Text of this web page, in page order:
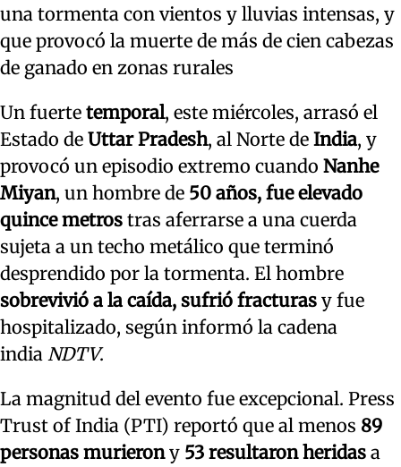
una tormenta con vientos y lluvias intensas, y
que provocó la muerte de más de cien cabezas
de ganado en zonas rurales
Un fuerte temporal, este miércoles, arrasó el
Estado de Uttar Pradesh, al Norte de India, y
provocó un episodio extremo cuando Nanhe
Miyan, un hombre de 50 años, fue elevado
quince metros tras aferrarse a una cuerda
sujeta a un techo metálico que terminó
desprendido por la tormenta. El hombre
sobrevivió a la caída, sufrió fracturas y fue
hospitalizado, según informó la cadena
india NDTV.
La magnitud del evento fue excepcional. Press
Trust of India (PTI) reportó que al menos 89
personas murierony 53 resultaron heridas a